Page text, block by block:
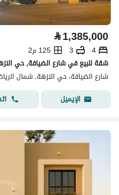
⃁1,385,000
4
3
125 م2
شقة للبيع في شارع الضيافة, حي
شارع الضيافة، حي النزهة، شمال
الإيميل